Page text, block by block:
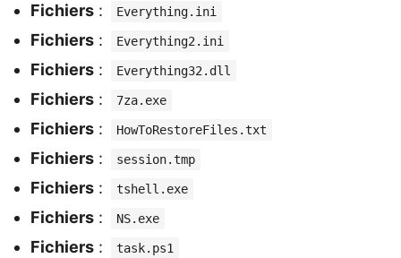
Fichiers : Everything.ini
Fichiers : Everything2.ini
Fichiers : Everything32.dll
Fichiers : 7za.exe
Fichiers : HowToRestoreFiles.txt
Fichiers : session.tmp
Fichiers : tshell.exe
Fichiers : NS.exe
Fichiers : task.ps1